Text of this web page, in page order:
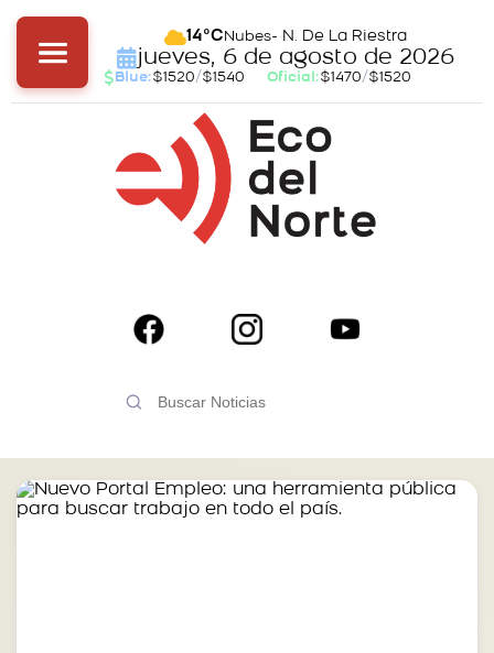
14°C Nubes- N. De La Riestra
jueves, 6 de agosto de 2026
Blue:$1520/$1540 Oficial:$1470/$1520